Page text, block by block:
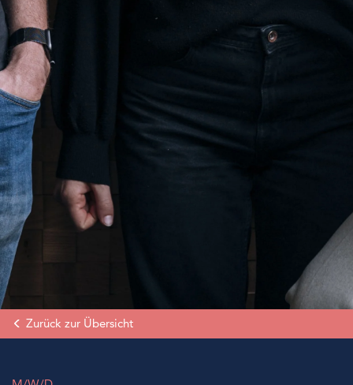
Zurück zur Übersicht